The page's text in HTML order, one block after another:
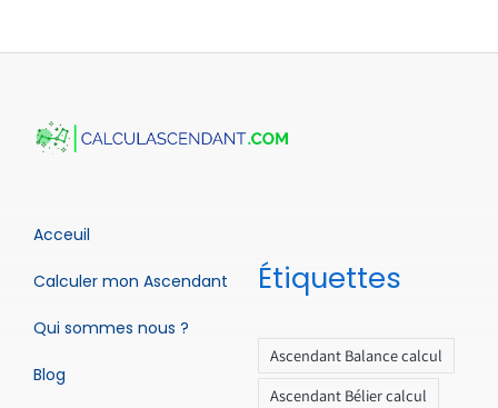
Acceuil
Calculer mon Ascendant
Qui sommes nous ?
Blog
Étiquettes
Ascendant Balance calcul
Ascendant Bélier calcul